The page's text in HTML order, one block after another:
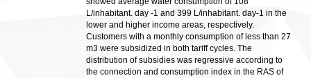
L/inhabitant. day -1 and 399 L/inhabitant. day-1 in the
lower and higher income areas, respectively.
Customers with a monthly consumption of less than 27
m3 were subsidized in both tariff cycles. The
distribution of subsidies was regressive according to
the connection and consumption index in the RAS of